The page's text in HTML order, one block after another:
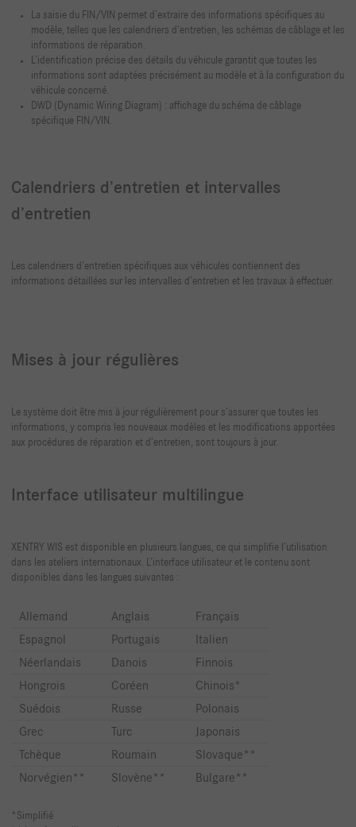
La saisie du FIN/VIN permet d’extraire des informations spécifiques au
modèle, telles que les calendriers d’entretien, les schémas de câblage et les
informations de réparation.
L’identification précise des détails du véhicule garantit que toutes les
informations sont adaptées précisément au modèle et à la configuration du
véhicule concerné.
DWD (Dynamic Wiring Diagram) : affichage du schéma de câblage
spécifique FIN/VIN.
Calendriers d’entretien et intervalles
d’entretien
Les calendriers d’entretien spécifiques aux véhicules contiennent des
informations détaillées sur les intervalles d’entretien et les travaux à effectuer.
Mises à jour régulières
Le système doit être mis à jour régulièrement pour s’assurer que toutes les
informations, y compris les nouveaux modèles et les modifications apportées
aux procédures de réparation et d’entretien, sont toujours à jour.
Interface utilisateur multilingue
XENTRY WIS est disponible en plusieurs langues, ce qui simplifie l’utilisation
dans les ateliers internationaux. L’interface utilisateur et le contenu sont
disponibles dans les langues suivantes :
Allemand Anglais
Français
Espagnol
Portugais
Italien
Néerlandais
Danois
Finnois
Hongrois
Coréen
Chinois*
Suédois
Russe
Polonais
Grec
Turc
Japonais
Tchèque
Roumain
Slovaque**
Norvégien**
Slovène** Bulgare**
*Simplifié